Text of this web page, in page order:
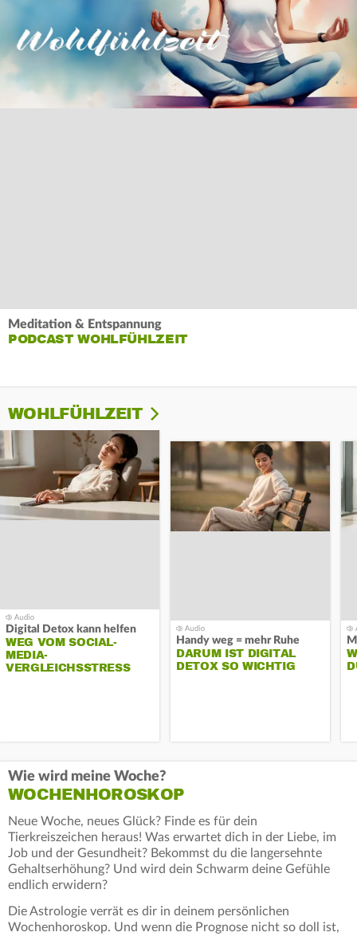
Meditation & Entspannung
PODCAST WOHLFÜHLZEIT
WOHLFÜHLZEIT
Digital Detox kann helfen
WEG VOM SOCIAL-
MEDIA-
VERGLEICHSSTRESS
Handy weg = mehr Ruhe
DARUM IST DIGITAL
DETOX SO WICHTIG
Wie wird meine Woche?
WOCHENHOROSKOP
Neue Woche, neues Glück? Finde es für dein
Tierkreiszeichen heraus! Was erwartet dich in der Liebe, im
Job und der Gesundheit? Bekommst du die langersehnte
Gehaltserhöhung? Und wird dein Schwarm deine Gefühle
endlich erwidern?
Die Astrologie verrät es dir in deinem persönlichen
Wochenhoroskop. Und wenn die Prognose nicht so doll ist,